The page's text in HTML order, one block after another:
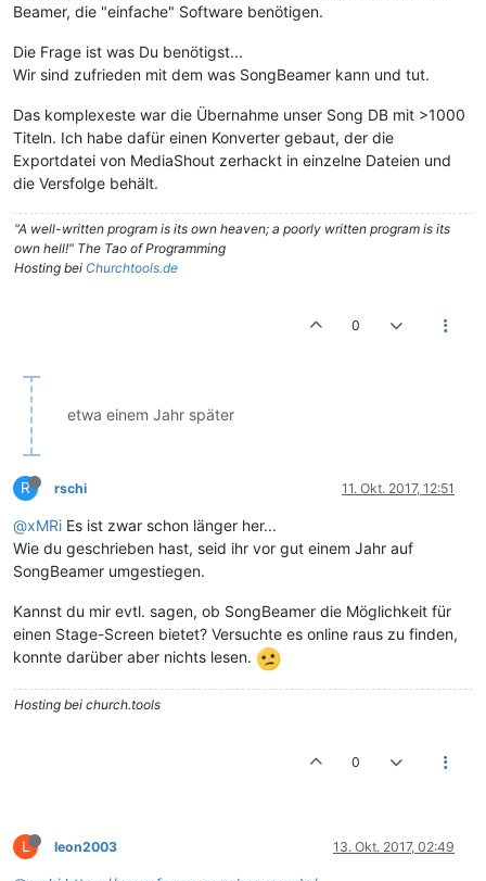
Beamer, die "einfache" Software benötigen.
Die Frage ist was Du benötigst...
Wir sind zufrieden mit dem was SongBeamer kann und tut.
Das komplexeste war die Übernahme unser Song DB mit >1000
Titeln. Ich habe dafür einen Konverter gebaut, der die
Exportdatei von MediaShout zerhackt in einzelne Dateien und
die Versfolge behält.
"A well-written program is its own heaven; a poorly written program is its
own hell!" The Tao of Programming
Hosting bei Churchtools.de
0
etwa einem Jahr später
R rschi 11. Okt. 2017, 12:51
@xMRi Es ist zwar schon länger her...
Wie du geschrieben hast, seid ihr vor gut einem Jahr auf
SongBeamer umgestiegen.
Kannst du mir evtl. sagen, ob SongBeamer die Möglichkeit für
einen Stage-Screen bietet? Versuchte es online raus zu finden,
konnte darüber aber nichts lesen.
Hosting bei church.tools
0
L leon2003 13. Okt. 2017, 02:49